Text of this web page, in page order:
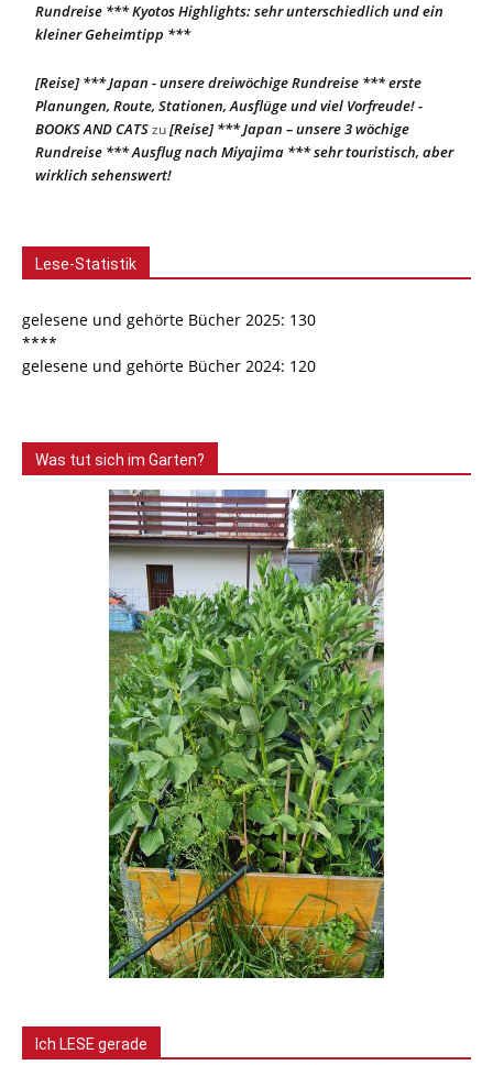
Rundreise *** Kyotos Highlights: sehr unterschiedlich und ein
kleiner Geheimtipp ***
[Reise] *** Japan - unsere dreiwöchige Rundreise *** erste
Planungen, Route, Stationen, Ausflüge und viel Vorfreude! -
BOOKS AND CATSzu[Reise] *** Japan – unsere 3 wöchige
Rundreise *** Ausflug nach Miyajima *** sehr touristisch, aber
wirklich sehenswert!
Lese-Statistik
gelesene und gehörte Bücher 2025: 130
****
gelesene und gehörte Bücher 2024: 120
Was tut sich im Garten?
Ich LESE gerade